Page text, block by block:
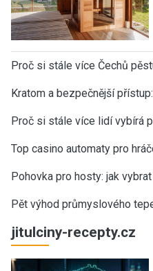
Proč si stále více Čechů
Kratom a bezpečnější
Proč si stále více lidí vybírá
Top casino automaty pro
Pohovka pro hosty: jak
Pět výhod průmyslového
jitulciny-recepty.cz